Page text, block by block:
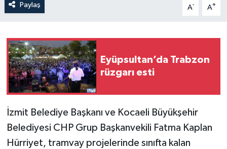
Paylaş A- A+
Eyüpsultan’da Trabzon
rüzgarı esti
İzmit Belediye Başkanı ve Kocaeli Büyükşehir
Belediyesi CHP Grup Başkanvekili Fatma Kaplan
Hürriyet, tramvay projelerinde sınıfta kalan